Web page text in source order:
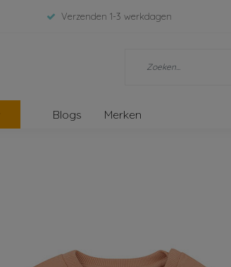
Verzenden 1-3 werkdagen
Blogs Merken